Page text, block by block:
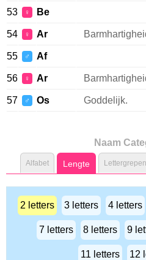
53 ♀ Be
54 ♀ Ar
55 ♂ Af
56 ♀ Ar
57 ♂ Os Goddelijk.
Naam
Alfabet Lengte Lettergrepen
2 letters 3 letters 4 letters
7 letters 8 letters 9
11 letters 12